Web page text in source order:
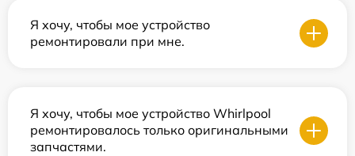
Я хочу, чтобы мое устройство
ремонтировали при мне.
Я хочу, чтобы мое устройство Whirlpool
ремонтировалось только оригинальными
запчастями.